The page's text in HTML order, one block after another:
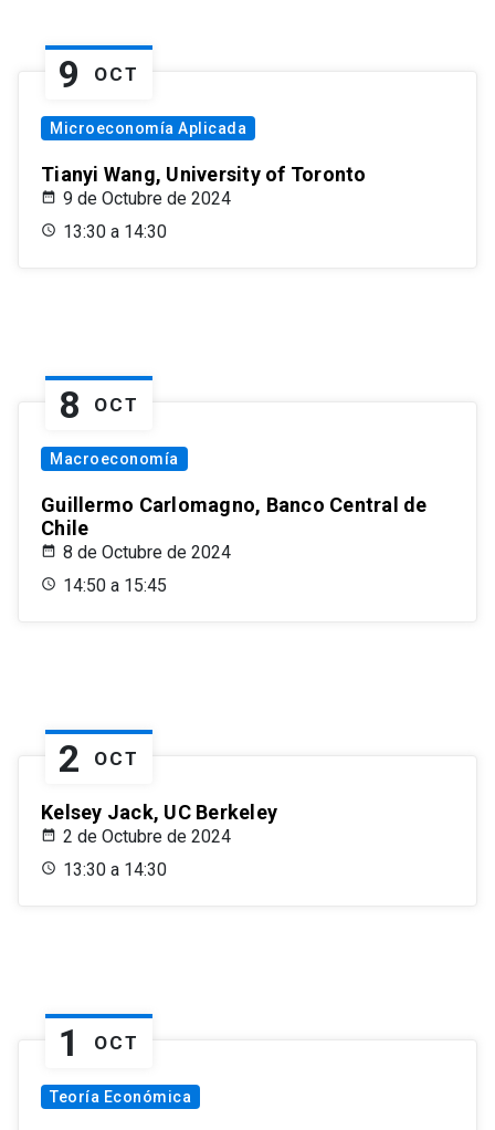
9 OCT
Microeconomía Aplicada
Tianyi Wang, University of Toronto
9 de Octubre de 2024
13:30 a 14:30
8 OCT
Macroeconomía
Guillermo Carlomagno, Banco Central de
Chile
8 de Octubre de 2024
14:50 a 15:45
2 OCT
Kelsey Jack, UC Berkeley
2 de Octubre de 2024
13:30 a 14:30
1 OCT
Teoría Económica